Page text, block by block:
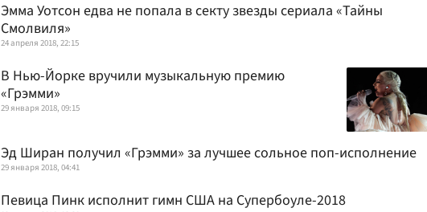
Эмма Уотсон едва не попала в секту звезды сериала «Тайны
Смолвиля»
24 апреля 2018, 22:15
В Нью-Йорке вручили музыкальную премию
«Грэмми»
29 января 2018, 09:15
Эд Ширан получил «Грэмми» за лучшее сольное поп-исполнение
29 января 2018, 04:41
Певица Пинк исполнит гимн США на Супербоуле-2018